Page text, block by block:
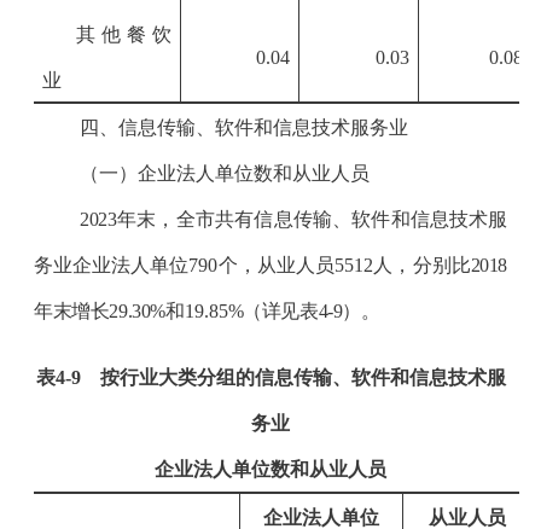
其他餐饮
业
0.04 0.03 0.08
四、信息传输、软件和信息技术服务业
（一）企业法人单位数和从业人员
2023年末，全市共有信息传输、软件和信息技术服
务业企业法人单位790个，从业人员5512 人，分别比2018
年末增长29.30%和19.85%（详见表4-9）。
表4-9按行业大类分组的信息传输、软件和信息技术服
务业
企业法人单位数和从业人员
企业法人单位 从业人员